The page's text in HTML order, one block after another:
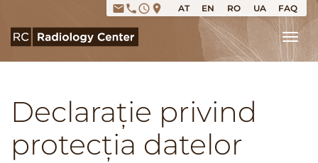
emailphoneaccess_time place AT EN RO UA FAQ
Declarație privind
protecția datelor